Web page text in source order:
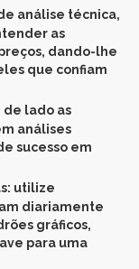
análise técnica,
as
dando-lhe
que confiam
de lado as
análises
sucesso em
: utilize
diariamente
gráficos,
para uma